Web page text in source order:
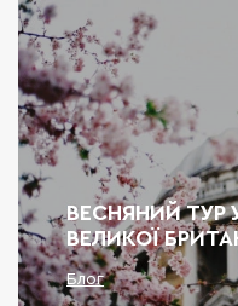
ВЕСНЯНИЙ ТУР
ВЕЛИКОЇ
Блог